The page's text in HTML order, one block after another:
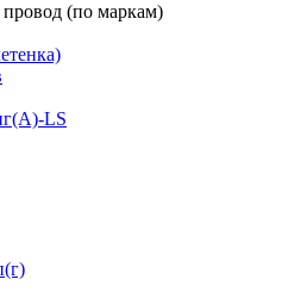
(по маркам)
LS